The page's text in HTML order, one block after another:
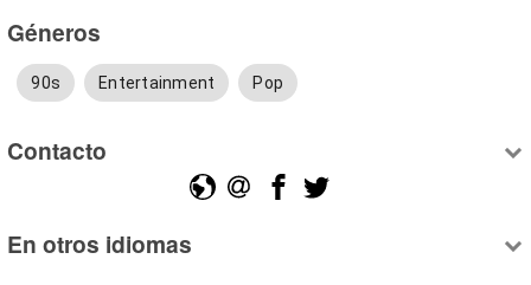
Géneros
90s Entertainment Pop
Contacto
En otros idiomas